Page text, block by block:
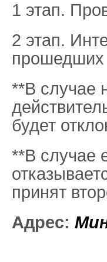
1 этап.
2 этап.
прошедших
**В случае
будет
**В случае
принят
Адрес: